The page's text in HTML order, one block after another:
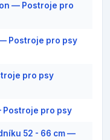
— Postroje pro
Postroje pro psy
pro psy
Postroje pro psy
52 - 66 cm —